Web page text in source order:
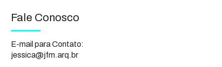
Fale Conosco
E-mail para Contato:
jessica@jfm.arq.br